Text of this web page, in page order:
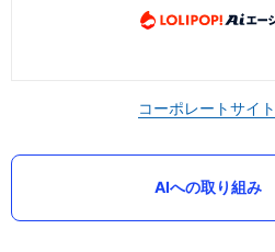
コーポレートサイト
AIへの取り組み